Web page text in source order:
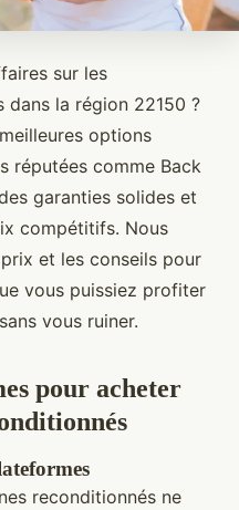
sur les
dans la région 22150 ?
options
réputées comme Back
garanties solides et
compétitifs. Nous
et les conseils pour
vous puissiez profiter
vous ruiner.
pour acheter
reconditionnés ne